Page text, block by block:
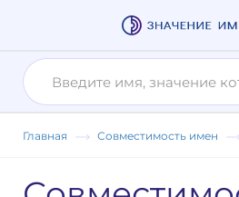
Главная Совместимость имен